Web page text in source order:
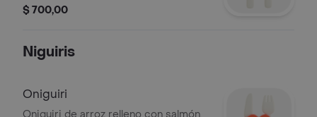
de soja, wasabi y jengibre.
$ 700,00
Niguiris
Oniguiri